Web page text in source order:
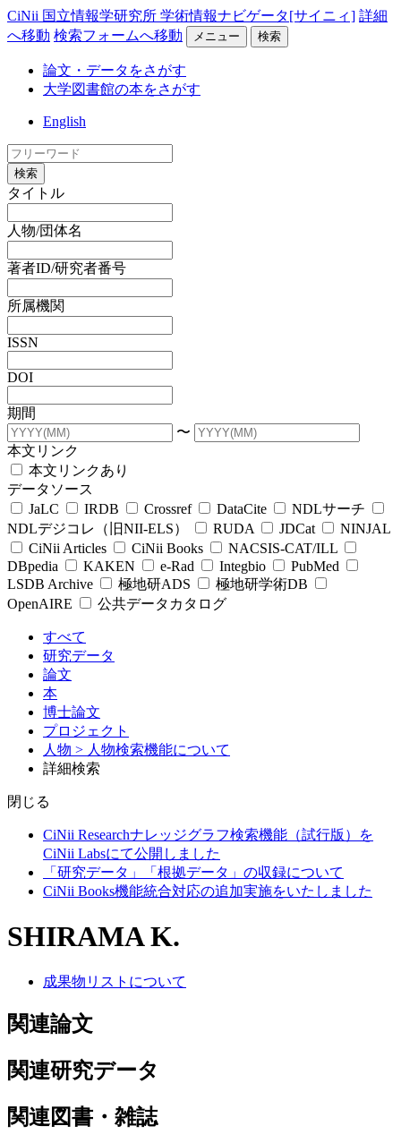
CiNii 国立情報学研究所 学術情報ナビゲータ[サイニィ] 詳細
へ移動 検索フォームへ移動 メニュー 検索
論文・データをさがす
大学図書館の本をさがす
English
検索
タイトル
人物/団体名
著者ID/研究者番号
所属機関
ISSN
DOI
期間
〜
本文リンク
本文リンクあり
データソース
JaLC
IRDB Crossref DataCite
NDLサーチ
NDLデジコレ（旧NII-ELS）
RUDA JDCat
NINJAL
CiNii Articles
CiNii Books
NACSIS-CAT/ILL
DBpedia
KAKEN e-Rad Integbio
PubMed
LSDB Archive
極地研ADS
極地研学術DB
OpenAIRE
公共データカタログ
すべて
研究データ
論文
本
博士論文
プロジェクト
人物 > 人物検索機能について
詳細検索
閉じる
CiNii Researchナレッジグラフ検索機能（試行版）を
CiNii Labsにて公開しました
「研究データ」「根拠データ」の収録について
CiNii Books機能統合対応の追加実施をいたしました
SHIRAMA K.
成果物リストについて
関連論文
関連研究データ
関連図書・雑誌